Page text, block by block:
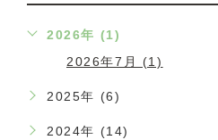
2026年 (1)
2026年7月 (1)
2025年 (6)
2024年 (14)